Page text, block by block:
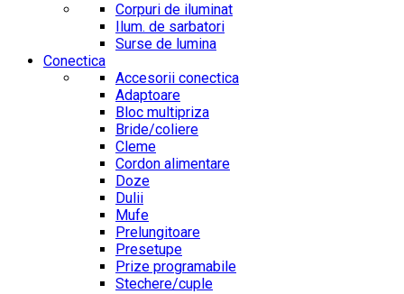
Corpuri de iluminat
Ilum. de sarbatori
Surse de lumina
Conectica
Accesorii conectica
Adaptoare
Bloc multipriza
Bride/coliere
Cleme
Cordon alimentare
Doze
Dulii
Mufe
Prelungitoare
Presetupe
Prize programabile
Stechere/cuple